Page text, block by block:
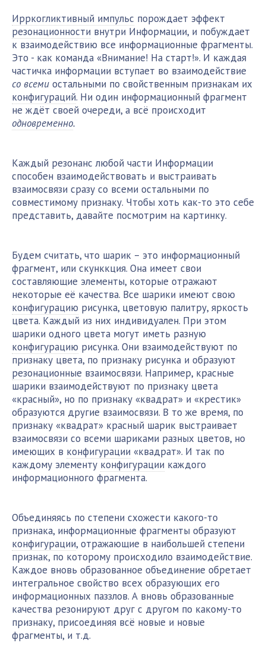
Ирркогликтивный импульс порождает эффект
резонационности внутри Информации, и побуждает
к взаимодействию все информационные фрагменты.
Это - как команда «Внимание! На старт!». И каждая
частичка информации вступает во взаимодействие
со всеми остальными по свойственным признакам их
конфигураций. Ни один информационный фрагмент
не ждёт своей очереди, а всё происходит
одновременно.
Каждый резонанс любой части Информации
способен взаимодействовать и выстраивать
взаимосвязи сразу со всеми остальными по
совместимому признаку. Чтобы хоть как-то это себе
представить, давайте посмотрим на картинку.
Будем считать, что шарик – это информационный
фрагмент, или скунккция. Она имеет свои
составляющие элементы, которые отражают
некоторые её качества. Все шарики имеют свою
конфигурацию рисунка, цветовую палитру, яркость
цвета. Каждый из них индивидуален. При этом
шарики одного цвета могут иметь разную
конфигурацию рисунка. Они взаимодействуют по
признаку цвета, по признаку рисунка и образуют
резонационные взаимосвязи. Например, красные
шарики взаимодействуют по признаку цвета
«красный», но по признаку «квадрат» и «крестик»
образуются другие взаимосвязи. В то же время, по
признаку «квадрат» красный шарик выстраивает
взаимосвязи со всеми шариками разных цветов, но
имеющих в конфигурации «квадрат». И так по
каждому элементу конфигурации каждого
информационного фрагмента.
Объединяясь по степени схожести какого-то
признака, информационные фрагменты образуют
конфигурации, отражающие в наибольшей степени
признак, по которому происходило взаимодействие.
Каждое вновь образованное объединение обретает
интегральное свойство всех образующих его
информационных паззлов. А вновь образованные
качества резонируют друг с другом по какому-то
признаку, присоединяя всё новые и новые
фрагменты, и т.д.